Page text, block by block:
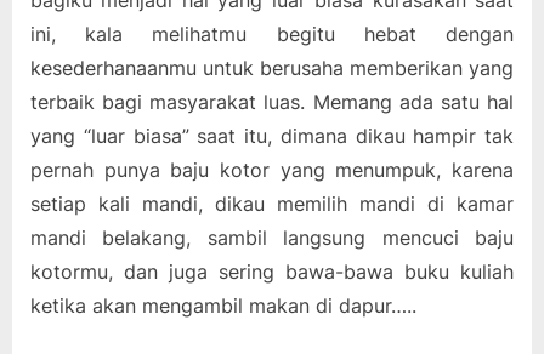
ini, kala melihatmu begitu hebat dengan
kesederhanaanmu untuk berusaha memberikan yang
terbaik bagi masyarakat luas. Memang ada satu hal
yang “luar biasa” saat itu, dimana dikau hampir tak
pernah punya baju kotor yang menumpuk, karena
setiap kali mandi, dikau memilih mandi di kamar
mandi belakang, sambil langsung mencuci baju
kotormu, dan juga sering bawa-bawa buku kuliah
ketika akan mengambil makan di dapur…..